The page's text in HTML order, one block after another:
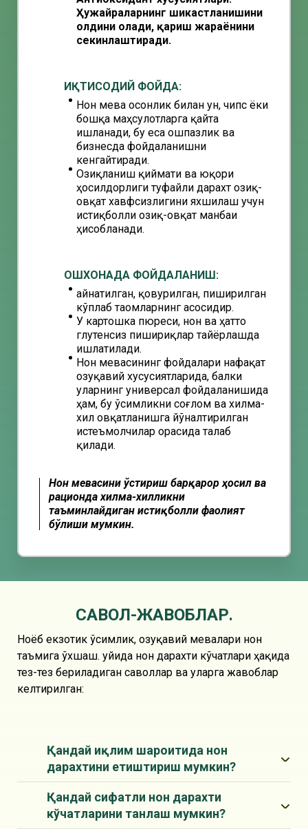
Ҳужайраларнинг шикастланишини
олдини олади, қариш жараёнини
секинлаштиради.
ИҚТИСОДИЙ ФОЙДА:
Нон мева осонлик билан ун, чипс ёки
бошқа маҳсулотларга қайта
ишланади, бу еса ошпазлик ва
бизнесда фойдаланишни
кенгайтиради.
Озиқланиш қиймати ва юқори
ҳосилдорлиги туфайли дарахт озиқ-
овқат хавфсизлигини яхшилаш учун
истиқболли озиқ-овқат манбаи
ҳисобланади.
ОШХОНАДА ФОЙДАЛАНИШ:
Қайнатилган, қовурилган, пиширилган
кўплаб таомларнинг асосидир.
У картошка пюреси, нон ва ҳатто
глутенсиз пишириқлар тайёрлашда
ишлатилади.
Нон мевасининг фойдалари нафақат
озуқавий хусусиятларида, балки
уларнинг универсал фойдаланишида
ҳам, бу ўсимликни соғлом ва хилма-
хил овқатланишга йўналтирилган
истеъмолчилар орасида талаб
қилади.
Нон мевасини ўстириш барқарор ҳосил ва
рационда хилма-хилликни
таъминлайдиган истиқболли фаолият
бўлиши мумкин.
СAВОЛ-ЖAВОБЛAР.
Ноёб екзотик ўсимлик, озуқавий мевалари нон
таъмига ўхшаш. Қуйида нон дарахти кўчатлари ҳақида
тез-тез бериладиган саволлар ва уларга жавоблар
келтирилган:
Қандай иқлим шароитида нон
дарахтини етиштириш мумкин?
Қандай сифатли нон дарахти
кўчатларини танлаш мумкин?